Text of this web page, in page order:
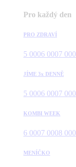
Pro každý den
PRO ZDRAVÍ
5 0006 0007 000
JÍME 3x DENNĚ
5 0006 0007 000
KOMBI WEEK
6 0007 0008 000
MENÍČKO